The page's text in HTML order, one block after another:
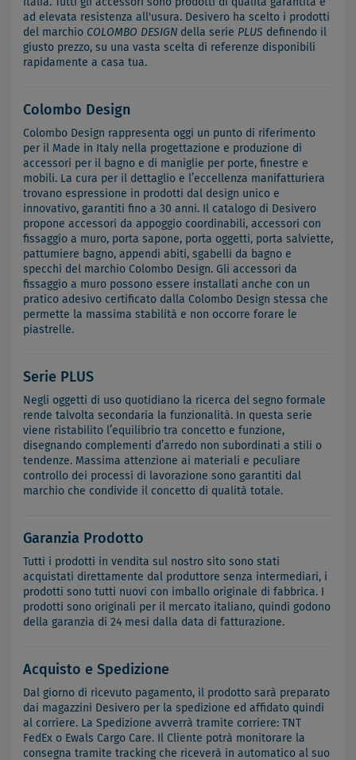
ad elevata resistenza all'usura. Desivero ha scelto i prodotti
del marchio COLOMBO DESIGN della serie PLUS definendo il
giusto prezzo, su una vasta scelta di referenze disponibili
rapidamente a casa tua.
Colombo Design
Colombo Design rappresenta oggi un punto di riferimento
per il Made in Italy nella progettazione e produzione di
accessori per il bagno e di maniglie per porte, finestre e
mobili. La cura per il dettaglio e l’eccellenza manifatturiera
trovano espressione in prodotti dal design unico e
innovativo, garantiti fino a 30 anni. Il catalogo di Desivero
propone accessori da appoggio coordinabili, accessori con
fissaggio a muro, porta sapone, porta oggetti, porta salviette,
pattumiere bagno, appendi abiti, sgabelli da bagno e
specchi del marchio Colombo Design. Gli accessori da
fissaggio a muro possono essere installati anche con un
pratico adesivo certificato dalla Colombo Design stessa che
permette la massima stabilità e non occorre forare le
piastrelle.
Serie PLUS
Negli oggetti di uso quotidiano la ricerca del segno formale
rende talvolta secondaria la funzionalità. In questa serie
viene ristabilito l’equilibrio tra concetto e funzione,
disegnando complementi d’arredo non subordinati a stili o
tendenze. Massima attenzione ai materiali e peculiare
controllo dei processi di lavorazione sono garantiti dal
marchio che condivide il concetto di qualità totale.
Garanzia Prodotto
Tutti i prodotti in vendita sul nostro sito sono stati
acquistati direttamente dal produttore senza intermediari, i
prodotti sono tutti nuovi con imballo originale di fabbrica. I
prodotti sono originali per il mercato italiano, quindi godono
della garanzia di 24 mesi dalla data di fatturazione.
Acquisto e Spedizione
Dal giorno di ricevuto pagamento, il prodotto sarà preparato
dai magazzini Desivero per la spedizione ed affidato quindi
al corriere. La Spedizione avverrà tramite corriere: TNT
FedEx o Ewals Cargo Care. Il Cliente potrà monitorare la
consegna tramite tracking che riceverà in automatico al suo